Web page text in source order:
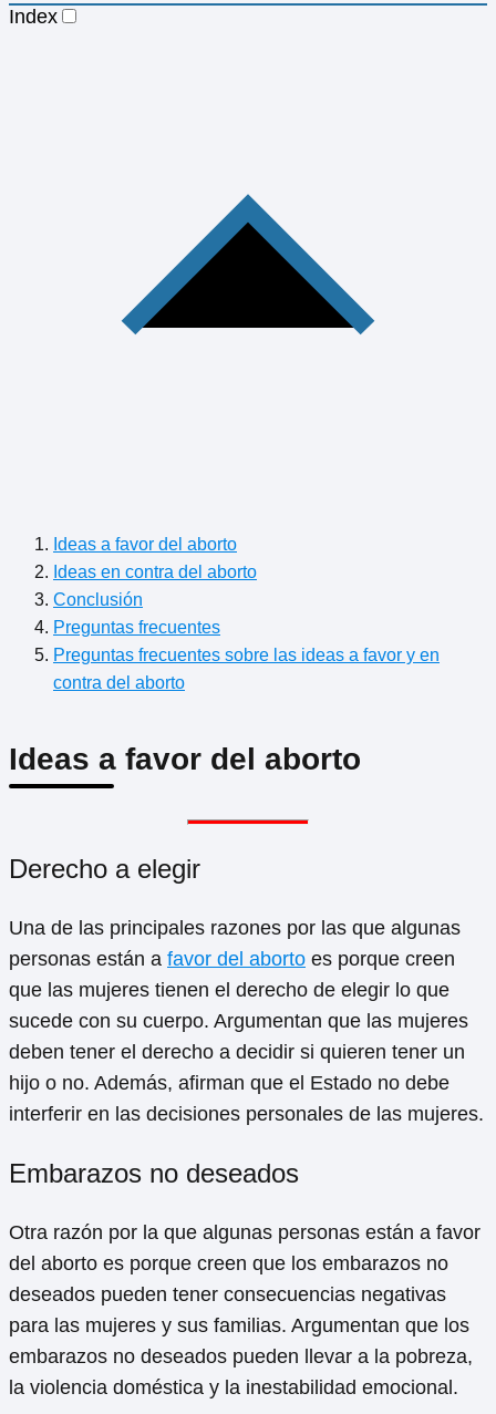
Index
Ideas a favor del aborto
Ideas en contra del aborto
Conclusión
Preguntas frecuentes
Preguntas frecuentes sobre las ideas a favor y en
contra del aborto
Ideas a favor del aborto
Derecho a elegir
Una de las principales razones por las que algunas
personas están a favor del aborto es porque creen
que las mujeres tienen el derecho de elegir lo que
sucede con su cuerpo. Argumentan que las mujeres
deben tener el derecho a decidir si quieren tener un
hijo o no. Además, afirman que el Estado no debe
interferir en las decisiones personales de las mujeres.
Embarazos no deseados
Otra razón por la que algunas personas están a favor
del aborto es porque creen que los embarazos no
deseados pueden tener consecuencias negativas
para las mujeres y sus familias. Argumentan que los
embarazos no deseados pueden llevar a la pobreza,
la violencia doméstica y la inestabilidad emocional.